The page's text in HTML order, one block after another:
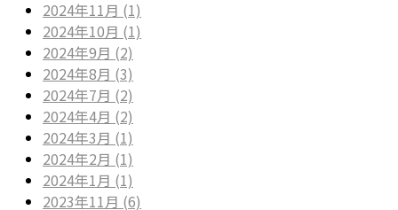
2024年11月 (1)
2024年10月 (1)
2024年9月 (2)
2024年8月 (3)
2024年7月 (2)
2024年4月 (2)
2024年3月 (1)
2024年2月 (1)
2024年1月 (1)
2023年11月 (6)